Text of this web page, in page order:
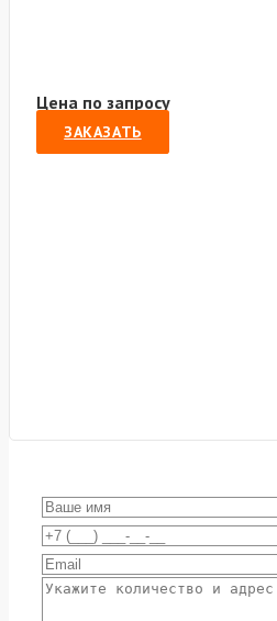
Цена по запросу
ЗАКАЗАТЬ